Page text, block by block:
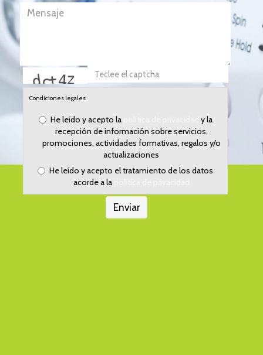
captcha
Condiciones legales
He leído y acepto la
y la
recepción de información sobre servicios,
promociones, actividades formativas, regalos y/o
actualizaciones
He leído y acepto el tratamiento de los datos
acorde a la
Enviar